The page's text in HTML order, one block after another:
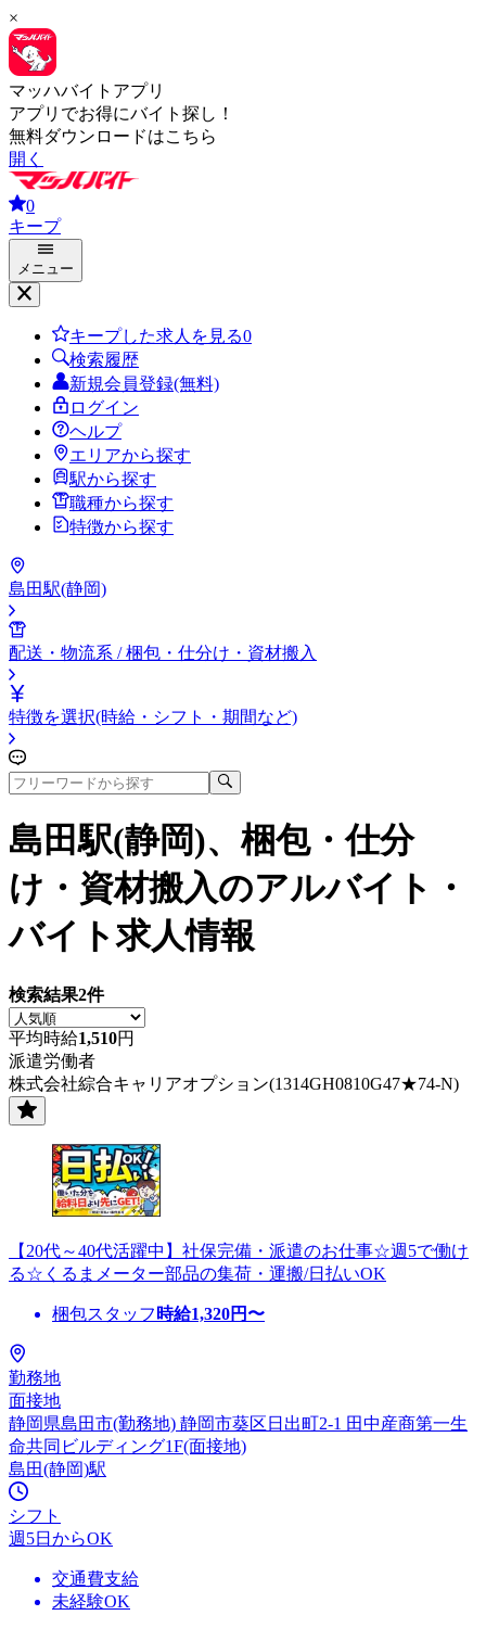
×
マッハバイトアプリ
アプリでお得にバイト探し！
無料ダウンロードはこちら
開く
0
キープ
メニュー
キープした求人を見る0
検索履歴
新規会員登録(無料)
ログイン
ヘルプ
エリアから探す
駅から探す
職種から探す
特徴から探す
島田駅(静岡)
配送・物流系 / 梱包・仕分け・資材搬入
特徴を選択(時給・シフト・期間など)
島田駅(静岡)、梱包・仕分
け・資材搬入のアルバイト・
バイト求人情報
検索結果2件
平均時給1,510円
派遣労働者
株式会社綜合キャリアオプション(1314GH0810G47★74-N)
【20代～40代活躍中】社保完備・派遣のお仕事☆週5で働け
る☆くるまメーター部品の集荷・運搬/日払いOK
梱包スタッフ 時給1,320円〜
勤務地
面接地
静岡県島田市(勤務地) 静岡市葵区日出町2-1 田中産商第一生
命共同ビルディング1F(面接地)
島田(静岡)駅
シフト
週5日からOK
交通費支給
未経験OK